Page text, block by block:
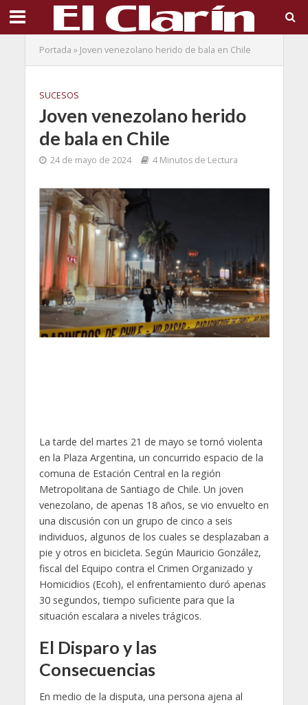
Portada » Joven venezolano herido de bala en Chile
SUCESOS
Joven venezolano herido
de bala en Chile
24 de mayo de 2024 4 Minutos de Lectura
La tarde del martes 21 de mayo se tornó violenta
en la Plaza Argentina, un concurrido espacio de la
comuna de Estación Central en la región
Metropolitana de Santiago de Chile. Un joven
venezolano, de apenas 18 años, se vio envuelto en
una discusión con un grupo de cinco a seis
individuos, algunos de los cuales se desplazaban a
pie y otros en bicicleta. Según Mauricio González,
fiscal del Equipo contra el Crimen Organizado y
Homicidios (Ecoh), el enfrentamiento duró apenas
30 segundos, tiempo suficiente para que la
situación escalara a niveles trágicos.
El Disparo y las
Consecuencias
En medio de la disputa, una persona ajena al